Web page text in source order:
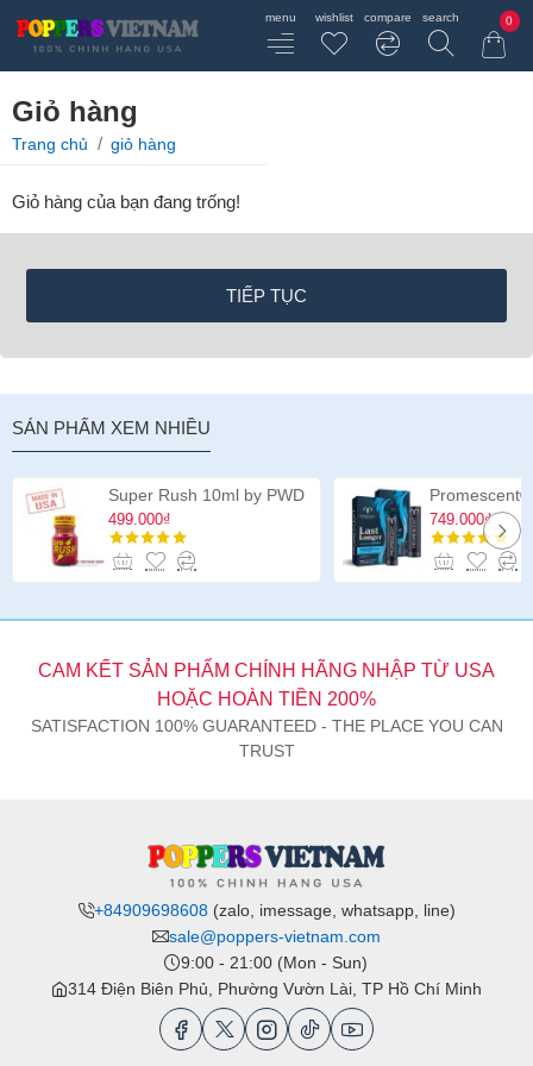
0
Giỏ hàng
Trang chủ homegiỏ hàng
Giỏ hàng của bạn đang trống!
TIẾP TỤC
SẢN PHẨM XEM NHIỀU
Super Rush 10ml by PWD
499.000₫ 749.000₫
CAM KẾT SẢN PHẨM CHÍNH HÃNG NHẬP TỪ USA
HOẶC HOÀN TIỀN 200%
SATISFACTION 100% GUARANTEED - THE PLACE YOU CAN
TRUST
+84909698608(zalo, imessage, whatsapp, line)
sale@poppers-vietnam.com
9:00 - 21:00 (Mon - Sun)
314 Điện Biên Phủ, Phường Vườn Lài, TP Hồ Chí Minh